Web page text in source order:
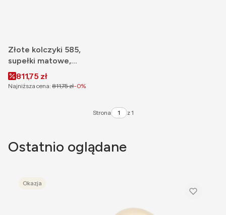
Złote kolczyki 585,
supełki matowe,
satynowane na sztyft
Cena promocyjna
811,75 zł
Najniższa cena: 811,75 zł-0%
Strona z 1
Ostatnio oglądane
Okazja